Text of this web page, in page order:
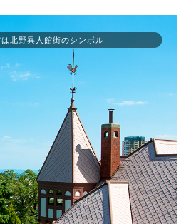
北野異人館街のシンボル